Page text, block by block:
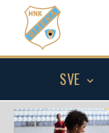
SVE